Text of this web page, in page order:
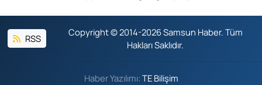
RSS
Copyright © 2014-2026 Samsun Haber. Tüm
Hakları Saklıdır.
Haber Yazılımı: TE Bilişim